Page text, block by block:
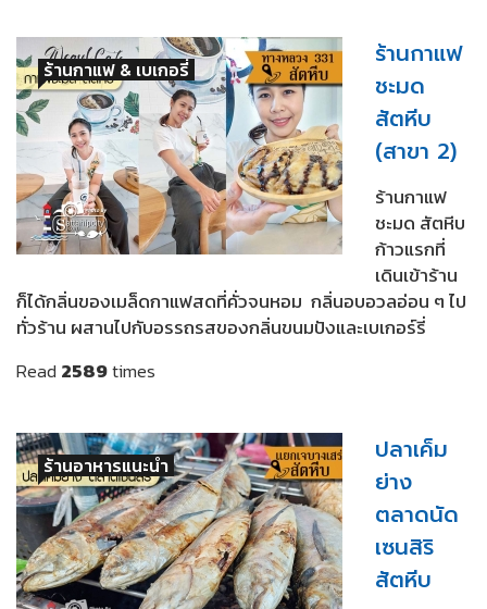
ร้านกาแฟ & เบเกอรี่
ร้านกาแฟ
ชะมด
สัตหีบ
(สาขา 2)
ร้านกาแฟ
ชะมด สัตหีบ
ก้าวแรกที่
เดินเข้าร้าน
ก็ได้กลิ่นของเมล็ดกาแฟสดที่คั่วจนหอม กลิ่นอบอวลอ่อน ๆ ไป
ทั่วร้าน ผสานไปกับอรรถรสของกลิ่นขนมปังและเบเกอร์รี่
Read 2589times
ร้านอาหารแนะนำ
ปลาเค็ม
ย่าง
ตลาดนัด
เซนสิริ
สัตหีบ